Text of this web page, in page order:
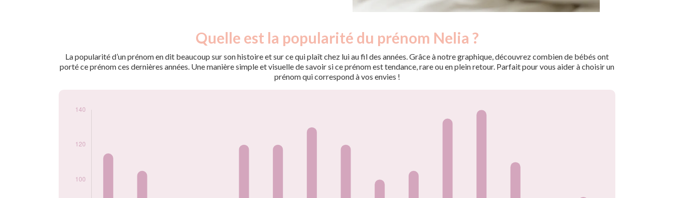
Quelle est la popularité du prénom Nelia ?
La popularité d’un prénom en dit beaucoup sur son histoire et sur ce qui plaît chez lui au fil des années. Grâce à notre graphique, découvrez combien de bébés ont
porté ce prénom ces dernières années. Une manière simple et visuelle de savoir si ce prénom est tendance, rare ou en plein retour. Parfait pour vous aider à choisir un
prénom qui correspond à vos envies !
2009
110
2010
115
2014
120
2017
120
2020
135